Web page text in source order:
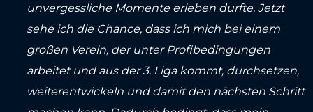
unvergessliche Momente erleben durfte. Jetzt
sehe ich die Chance, dass ich mich bei einem
großen Verein, der unter Profibedingungen
arbeitet und aus der 3. Liga kommt, durchsetzen,
weiterentwickeln und damit den nächsten Schritt